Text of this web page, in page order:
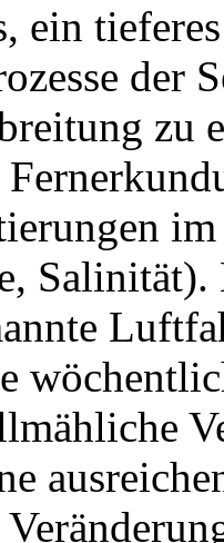
ein
der
zu